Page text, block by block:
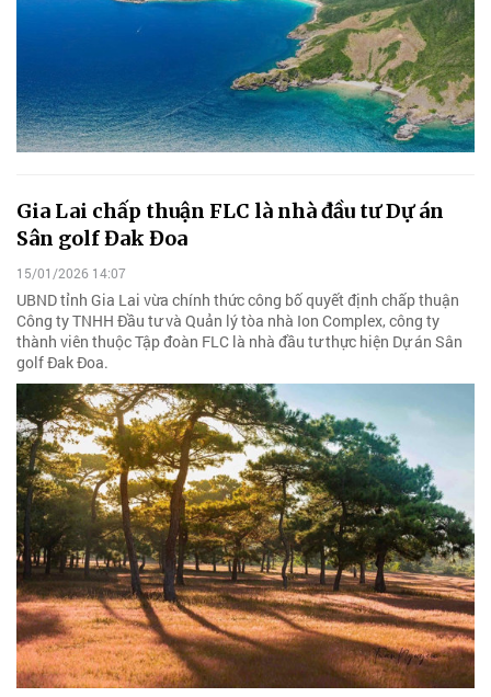
Gia Lai chấp thuận FLC là nhà đầu tư Dự án
Sân golf Đak Đoa
15/01/2026 14:07
UBND tỉnh Gia Lai vừa chính thức công bố quyết định chấp thuận
Công ty TNHH Đầu tư và Quản lý tòa nhà Ion Complex, công ty
thành viên thuộc Tập đoàn FLC là nhà đầu tư thực hiện Dự án Sân
golf Đak Đoa.